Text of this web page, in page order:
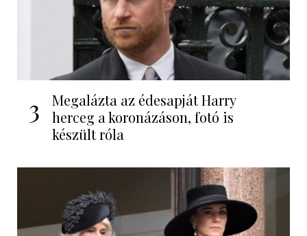
3
Megalázta az édesapját Harry
herceg a koronázáson, fotó is
készült róla